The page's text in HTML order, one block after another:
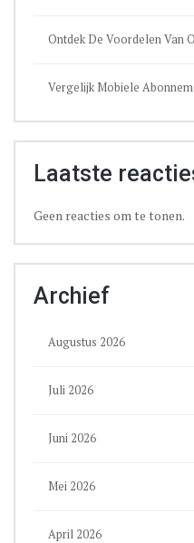
Ontdek De Voordelen Van
Vergelijk Mobiele
Laatste
Geen reacties om te tonen.
Archief
Augustus 2026
Juli 2026
Juni 2026
Mei 2026
April 2026